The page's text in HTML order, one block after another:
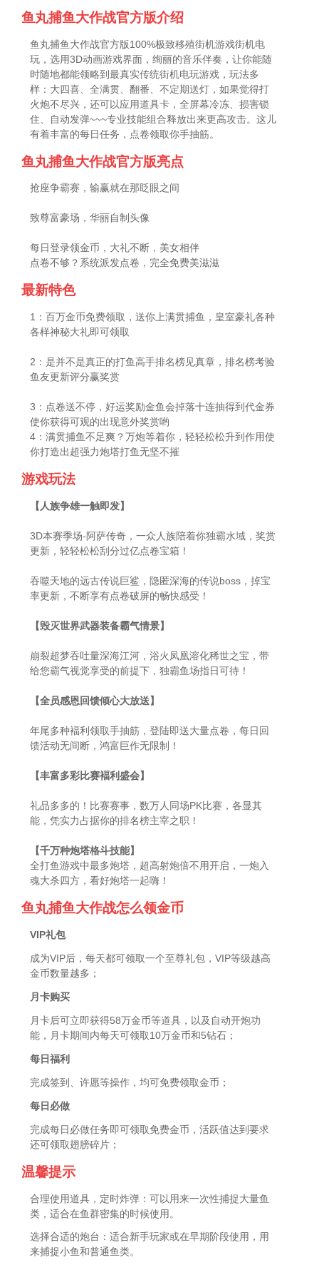
鱼丸捕鱼大作战官方版介绍
鱼丸捕鱼大作战官方版100%极致移殖街机游戏街机电
玩，选用3D动画游戏界面，绚丽的音乐伴奏，让你能随
时随地都能领略到最真实传统街机电玩游戏，玩法多
样：大四喜、全满贯、翻番、不定期送灯，如果觉得打
火炮不尽兴，还可以应用道具卡，全屏幕冷冻、损害锁
住、自动发弹~~~专业技能组合释放出来更高攻击。这儿
有着丰富的每日任务，点卷领取你手抽筋。
鱼丸捕鱼大作战官方版亮点
抢座争霸赛，输赢就在那眨眼之间
致尊富豪场，华丽自制头像
每日登录领金币，大礼不断，美女相伴
点卷不够？系统派发点卷，完全免费美滋滋
最新特色
1：百万金币免费领取，送你上满贯捕鱼，皇室豪礼各种
各样神秘大礼即可领取
2：是并不是真正的打鱼高手排名榜见真章，排名榜考验
鱼友更新评分赢奖赏
3：点卷送不停，好运奖励金鱼会掉落十连抽得到代金券
使你获得可观的出现意外奖赏哟
4：满贯捕鱼不足爽？万炮等着你，轻轻松松升到作用使
你打造出超强力炮塔打鱼无坚不摧
游戏玩法
【人族争雄一触即发】
3D本赛季场-阿萨传奇，一众人族陪着你独霸水域，奖赏
更新，轻轻松松刮分过亿点卷宝箱！
吞噬天地的远古传说巨鲨，隐匿深海的传说boss，掉宝
率更新，不断享有点卷破屏的畅快感受！
【毁灭世界武器装备霸气情景】
崩裂超梦吞吐量深海江河，浴火凤凰溶化稀世之宝，带
给您霸气视觉享受的前提下，独霸鱼场指日可待！
【全员感恩回馈倾心大放送】
年尾多种褔利领取手抽筋，登陆即送大量点卷，每日回
馈活动无间断，鸿富巨作无限制！
【丰富多彩比赛褔利盛会】
礼品多多的！比赛赛事，数万人同场PK比赛，各显其
能，凭实力占据你的排名榜主宰之职！
【千万种炮塔格斗技能】
全打鱼游戏中最多炮塔，超高射炮倍不用开启，一炮入
魂大杀四方，看好炮塔一起嗨！
鱼丸捕鱼大作战怎么领金币
VIP礼包
成为VIP后，每天都可领取一个至尊礼包，VIP等级越高
金币数量越多；
月卡购买
月卡后可立即获得58万金币等道具，以及自动开炮功
能，月卡期间内每天可领取10万金币和5钻石；
每日福利
完成签到、许愿等操作，均可免费领取金币；
每日必做
完成每日必做任务即可领取免费金币，活跃值达到要求
还可领取翅膀碎片；
温馨提示
合理使用道具，定时炸弹：可以用来一次性捕捉大量鱼
类，适合在鱼群密集的时候使用。
选择合适的炮台：适合新手玩家或在早期阶段使用，用
来捕捉小鱼和普通鱼类。